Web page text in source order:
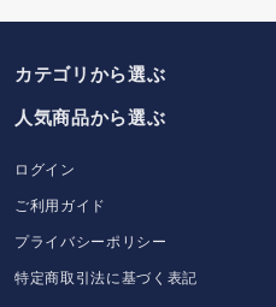
カテゴリから選ぶ
人気商品から選ぶ
ログイン
ご利用ガイド
プライバシーポリシー
特定商取引法に基づく表記